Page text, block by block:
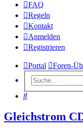
FAQ
Regeln
Kontakt
Anmelden
Registrieren
Portal Foren-
Suche
Gleichstrom